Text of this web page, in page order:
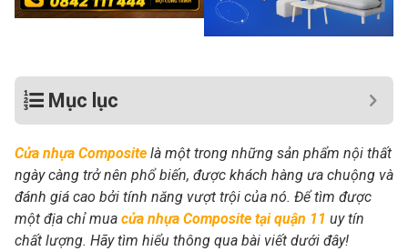
Mục lục
Cửa nhựa Composite là một trong những sản phẩm nội thất
ngày càng trở nên phổ biến, được khách hàng ưa chuộng và
đánh giá cao bởi tính năng vượt trội của nó. Để tìm được
một địa chỉ mua cửa nhựa Composite tại quận 11 uy tín
chất lượng. Hãy tìm hiểu thông qua bài viết dưới đây!